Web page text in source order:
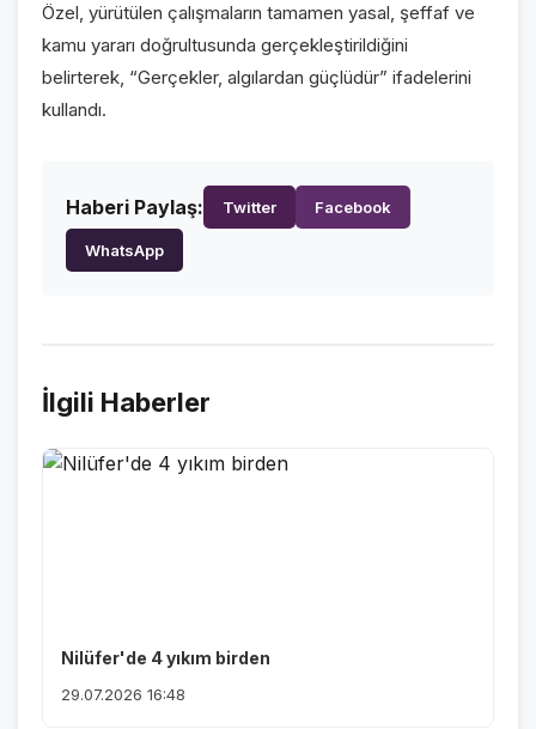
KÜNYE
İLETİŞİM
Özel, yürütülen çalışmaların tamamen yasal, şeffaf ve
kamu yararı doğrultusunda gerçekleştirildiğini
belirterek, “Gerçekler, algılardan güçlüdür” ifadelerini
kullandı.
Haberi Paylaş: Twitter Facebook
WhatsApp
İlgili Haberler
Nilüfer'de 4 yıkım birden
29.07.2026 16:48